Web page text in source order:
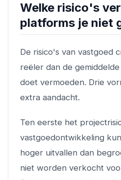
Welke risico's
platforms je niet
De risico's van vastgoed
reëler dan de
doet vermoeden. Drie
extra aandacht.
Ten eerste het
vastgoedontwikkeling
hoger uitvallen dan
niet worden verkocht